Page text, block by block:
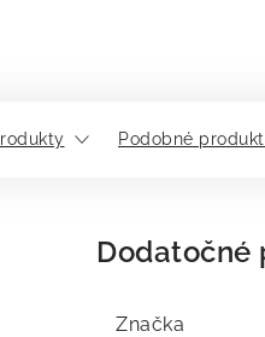
Podobné
Dodatočné
Značka